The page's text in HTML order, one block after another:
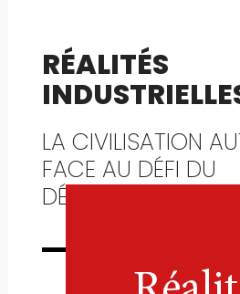
RÉALITÉS
LA CIVILISATION
FACE AU DÉFI DU
DÉVELOPPEMENT